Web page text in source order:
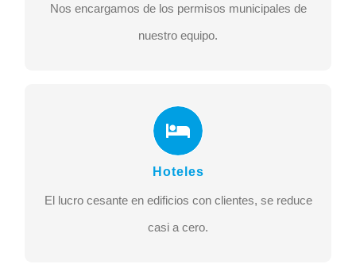
Nos encargamos de los permisos municipales de
nuestro equipo.
Hoteles
El lucro cesante en edificios con clientes, se reduce
casi a cero.
Hoteles
El lucro cesante en edificios con clientes, se reduce
casi a cero.